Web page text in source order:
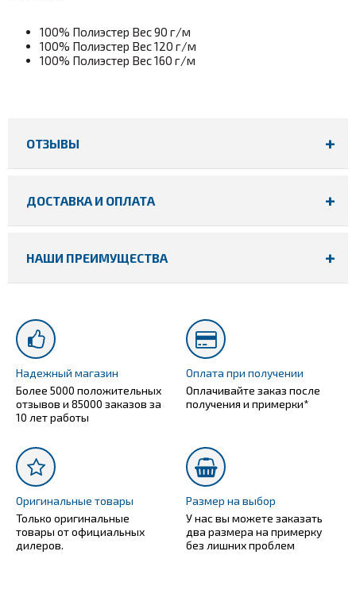
100% Полиэстер Вес 90 г/м
100% Полиэстер Вес 120 г/м
100% Полиэстер Вес 160 г/м
ОТЗЫВЫ
ДОСТАВКА И ОПЛАТА
НАШИ ПРЕИМУЩЕСТВА
Надежный магазин
Более 5000 положительных
отзывов и 85000 заказов за
10 лет работы
Оплата при получении
Оплачивайте заказ после
получения и примерки*
Оригинальные товары
Только оригинальные
товары от официальных
дилеров.
Размер на выбор
У нас вы можете заказать
два размера на примерку
без лишних проблем